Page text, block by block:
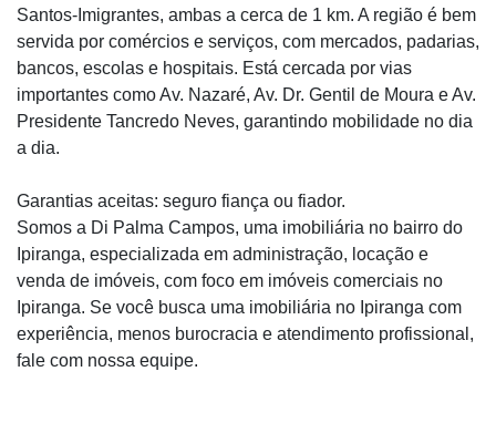
Santos-Imigrantes, ambas a cerca de 1 km. A região é bem
servida por comércios e serviços, com mercados, padarias,
bancos, escolas e hospitais. Está cercada por vias
importantes como Av. Nazaré, Av. Dr. Gentil de Moura e Av.
Presidente Tancredo Neves, garantindo mobilidade no dia
a dia.
Garantias aceitas: seguro fiança ou fiador.
Somos a Di Palma Campos, uma imobiliária no bairro do
Ipiranga, especializada em administração, locação e
venda de imóveis, com foco em imóveis comerciais no
Ipiranga. Se você busca uma imobiliária no Ipiranga com
experiência, menos burocracia e atendimento profissional,
fale com nossa equipe.